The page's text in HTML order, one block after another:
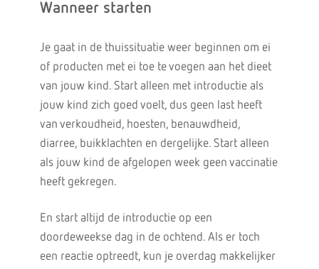
Wanneer starten
Je gaat in de thuissituatie weer beginnen om ei
of producten met ei toe te voegen aan het dieet
van jouw kind. Start alleen met introductie als
jouw kind zich goed voelt, dus geen last heeft
van verkoudheid, hoesten, benauwdheid,
diarree, buikklachten en dergelijke. Start alleen
als jouw kind de afgelopen week geen vaccinatie
heeft gekregen.
En start altijd de introductie op een
doordeweekse dag in de ochtend. Als er toch
een reactie optreedt, kun je overdag makkelijker